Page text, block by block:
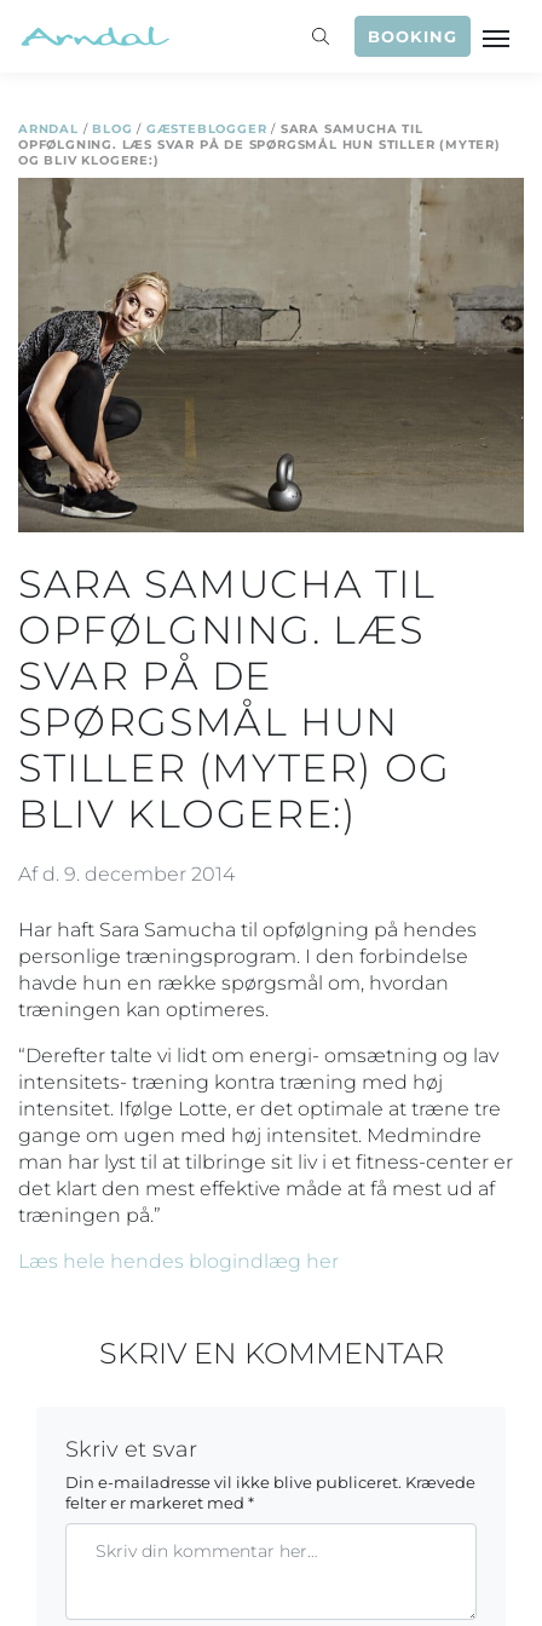
BOOKING
ARNDAL / BLOG / GÆSTEBLOGGER / SARA SAMUCHA TIL
OPFØLGNING. LÆS SVAR PÅ DE SPØRGSMÅL HUN STILLER (MYTER)
OG BLIV KLOGERE:)
SARA SAMUCHA TIL
OPFØLGNING. LÆS
SVAR PÅ DE
SPØRGSMÅL HUN
STILLER (MYTER) OG
BLIV KLOGERE:)
Af d. 9. december 2014
Har haft Sara Samucha til opfølgning på hendes
personlige træningsprogram. I den forbindelse
havde hun en række spørgsmål om, hvordan
træningen kan optimeres.
“Derefter talte vi lidt om energi- omsætning og lav
intensitets- træning kontra træning med høj
intensitet. Ifølge Lotte, er det optimale at træne tre
gange om ugen med høj intensitet. Medmindre
man har lyst til at tilbringe sit liv i et fitness-center er
det klart den mest effektive måde at få mest ud af
træningen på.”
Læs hele hendes blogindlæg her
SKRIV EN KOMMENTAR
Skriv et svar
Din e-mailadresse vil ikke blive publiceret. Krævede
felter er markeret med *